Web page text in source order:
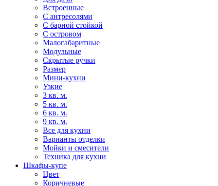
Встроенные
С антресолями
С барной стойкой
С островом
Малогабаритные
Модульные
Скрытые ручки
Размер
Мини-кухни
Узкие
3 кв. м.
5 кв. м.
6 кв. м.
9 кв. м.
Все для кухни
Варианты отделки
Мойки и смесители
Техника для кухни
Шкафы-купе
Цвет
Коричневые